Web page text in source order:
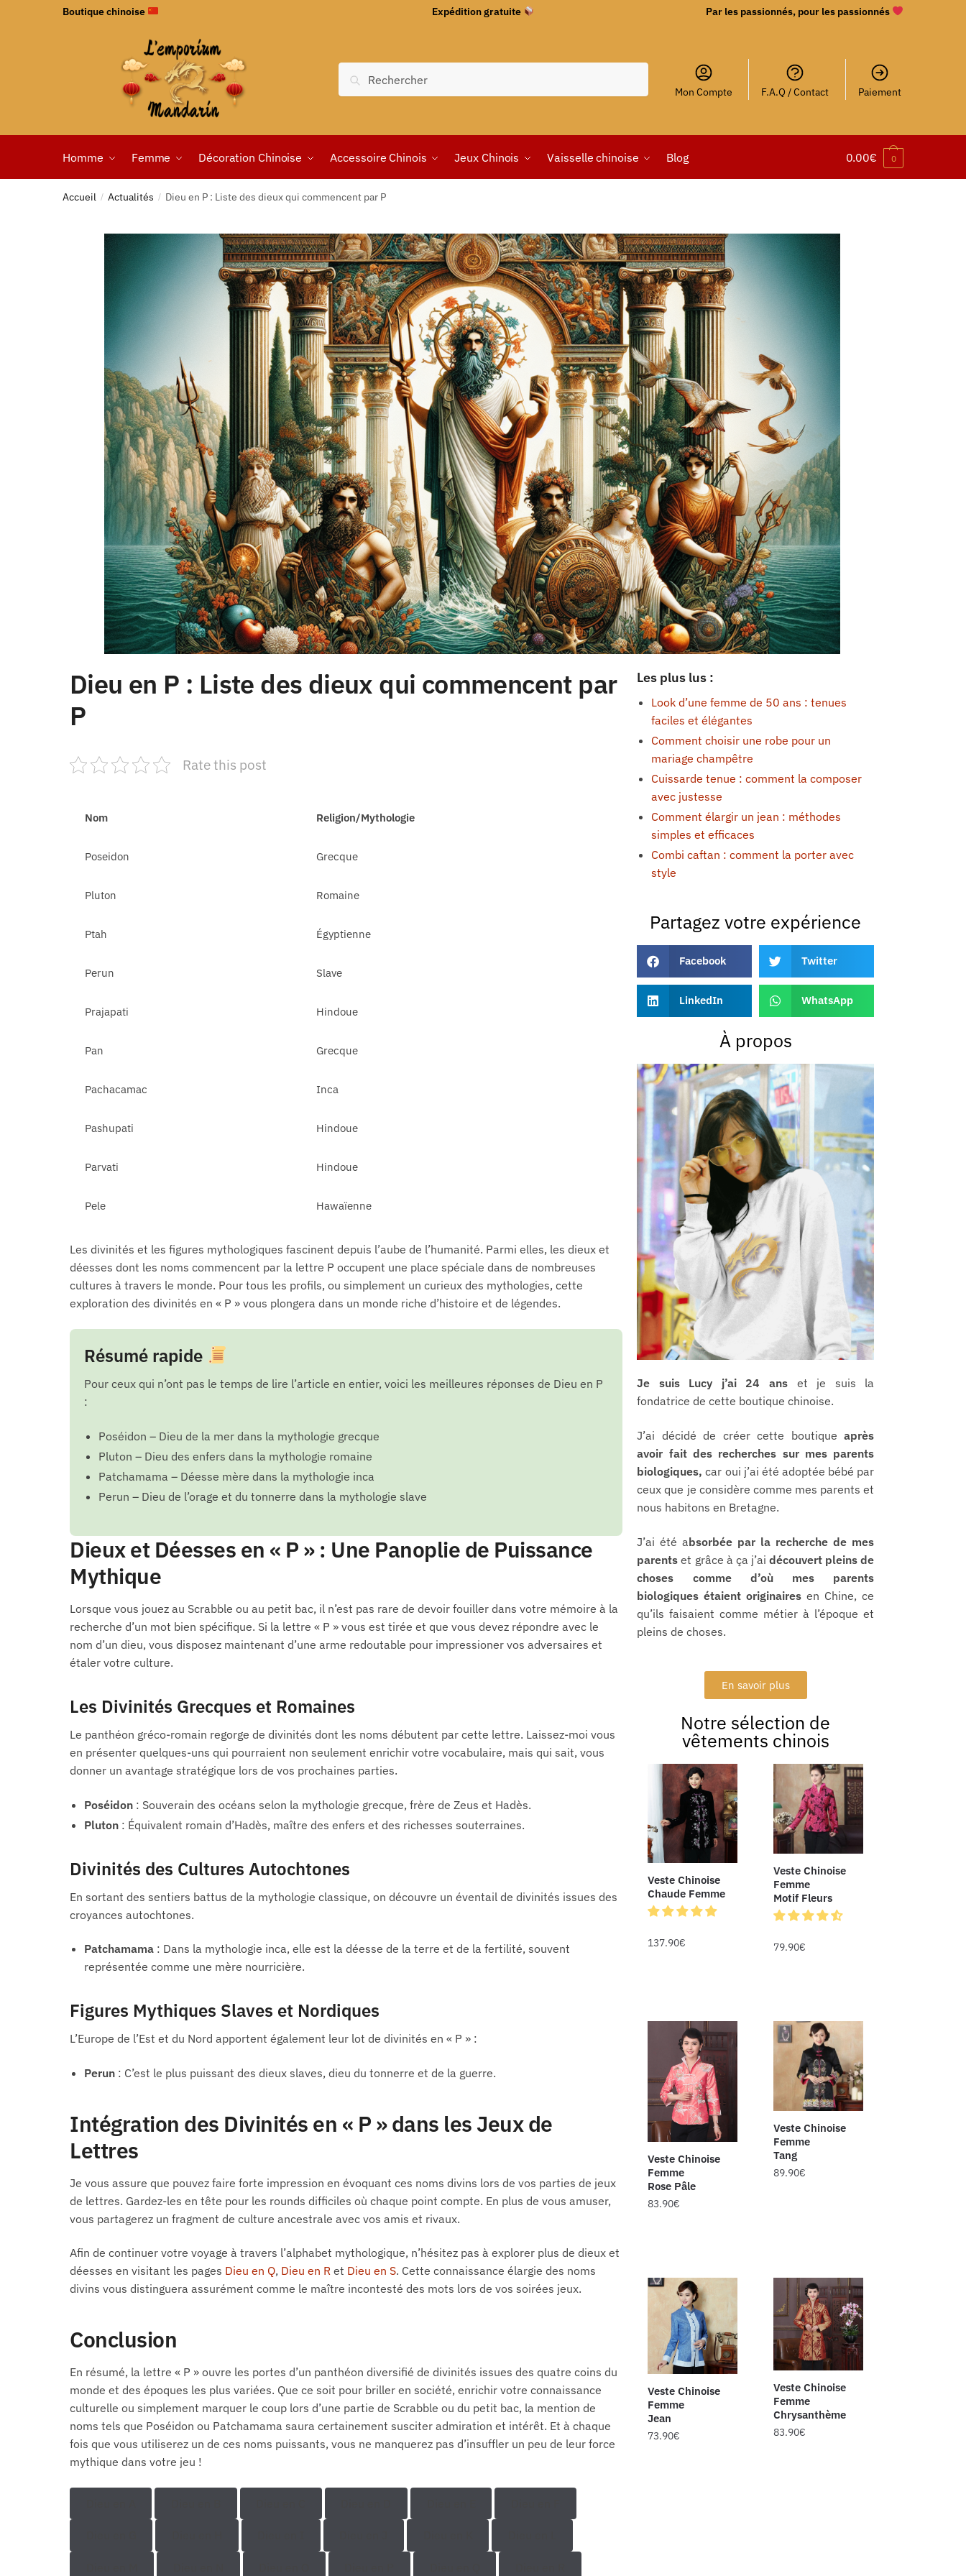
Boutique chinoise Expédition gratuite Par les passionnés, pour les passionnés
Recherche
Mon Compte F.A.Q / Contact Paiement
Homme Femme Décoration Chinoise Accessoire Chinois Jeux Chinois Vaisselle chinoise Blog 0.00€ 0
Accueil / Actualités / Dieu en P : Liste des dieux qui commencent par P
Dieu en P : Liste des dieux qui commencent par
P
Rate this post
Nom Religion/Mythologie
Poseidon Grecque
Pluton Romaine
Ptah Égyptienne
Perun Slave
Prajapati Hindoue
Pan Grecque
Pachacamac Inca
Pashupati Hindoue
Parvati Hindoue
Pele Hawaïenne
Les divinités et les figures mythologiques fascinent depuis l’aube de l’humanité. Parmi elles, les dieux et
déesses dont les noms commencent par la lettre P occupent une place spéciale dans de nombreuses
cultures à travers le monde. Pour tous les profils, ou simplement un curieux des mythologies, cette
exploration des divinités en « P » vous plongera dans un monde riche d’histoire et de légendes.
Résumé rapide
Pour ceux qui n’ont pas le temps de lire l’article en entier, voici les meilleures réponses de Dieu en P
:
Poséidon – Dieu de la mer dans la mythologie grecque
Pluton – Dieu des enfers dans la mythologie romaine
Patchamama – Déesse mère dans la mythologie inca
Perun – Dieu de l’orage et du tonnerre dans la mythologie slave
Dieux et Déesses en « P » : Une Panoplie de Puissance
Mythique
Lorsque vous jouez au Scrabble ou au petit bac, il n’est pas rare de devoir fouiller dans votre mémoire à la
recherche d’un mot bien spécifique. Si la lettre « P » vous est tirée et que vous devez répondre avec le
nom d’un dieu, vous disposez maintenant d’une arme redoutable pour impressioner vos adversaires et
étaler votre culture.
Les Divinités Grecques et Romaines
Le panthéon gréco-romain regorge de divinités dont les noms débutent par cette lettre. Laissez-moi vous
en présenter quelques-uns qui pourraient non seulement enrichir votre vocabulaire, mais qui sait, vous
donner un avantage stratégique lors de vos prochaines parties.
Poséidon : Souverain des océans selon la mythologie grecque, frère de Zeus et Hadès.
Pluton : Équivalent romain d’Hadès, maître des enfers et des richesses souterraines.
Divinités des Cultures Autochtones
En sortant des sentiers battus de la mythologie classique, on découvre un éventail de divinités issues des
croyances autochtones.
Patchamama : Dans la mythologie inca, elle est la déesse de la terre et de la fertilité, souvent
représentée comme une mère nourricière.
Figures Mythiques Slaves et Nordiques
L’Europe de l’Est et du Nord apportent également leur lot de divinités en « P » :
Perun : C’est le plus puissant des dieux slaves, dieu du tonnerre et de la guerre.
Intégration des Divinités en « P » dans les Jeux de
Lettres
Je vous assure que pouvez faire forte impression en évoquant ces noms divins lors de vos parties de jeux
de lettres. Gardez-les en tête pour les rounds difficiles où chaque point compte. En plus de vous amuser,
vous partagerez un fragment de culture ancestrale avec vos amis et rivaux.
Afin de continuer votre voyage à travers l’alphabet mythologique, n’hésitez pas à explorer plus de dieux et
déesses en visitant les pages Dieu en Q, Dieu en R et Dieu en S. Cette connaissance élargie des noms
divins vous distinguera assurément comme le maître incontesté des mots lors de vos soirées jeux.
Conclusion
En résumé, la lettre « P » ouvre les portes d’un panthéon diversifié de divinités issues des quatre coins du
monde et des époques les plus variées. Que ce soit pour briller en société, enrichir votre connaissance
culturelle ou simplement marquer le coup lors d’une partie de Scrabble ou du petit bac, la mention de
noms tels que Poséidon ou Patchamama saura certainement susciter admiration et intérêt. Et à chaque
fois que vous utiliserez un de ces noms puissants, vous ne manquerez pas d’insuffler un peu de leur force
mythique dans votre jeu !
Les plus lus :
Look d’une femme de 50 ans : tenues
faciles et élégantes
Comment choisir une robe pour un
mariage champêtre
Cuissarde tenue : comment la composer
avec justesse
Comment élargir un jean : méthodes
simples et efficaces
Combi caftan : comment la porter avec
style
Partagez votre expérience
Facebook Twitter
LinkedIn WhatsApp
À propos
Je suis Lucy j’ai 24 ans et je suis la
fondatrice de cette boutique chinoise.
J’ai décidé de créer cette boutiqueaprès
avoir fait des recherches sur mes parents
biologiques, car oui j’ai été adoptée bébé par
ceux que je considère comme mes parents et
nous habitons en Bretagne.
J’ai été absorbée par la recherche de mes
parents et grâce à ça j’aidécouvert pleins de
choses comme d’où mes parents
biologiques étaient originaires en Chine, ce
qu’ils faisaient comme métier à l’époque et
pleins de choses.
En savoir plus
Notre sélection de
vêtements chinois
Veste Chinoise
Chaude Femme
137.90€
Veste Chinoise
Femme
Motif Fleurs
79.90€
Veste Chinoise
Femme
Rose Pâle
83.90€
Veste Chinoise
Femme
Tang
89.90€
Veste Chinoise
Femme
Jean
73.90€
Veste Chinoise
Femme
Chrysanthème
83.90€